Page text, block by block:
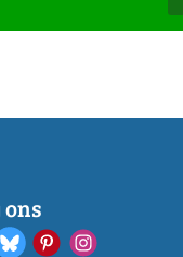
ons